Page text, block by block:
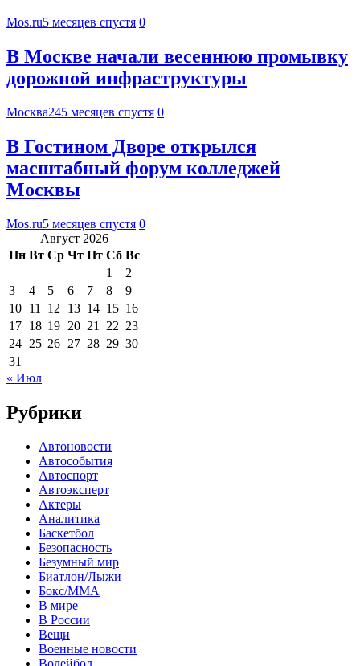
Mos.ru5 месяцев спустя 0
В Москве начали весеннюю промывку
дорожной инфраструктуры
Москва245 месяцев спустя 0
В Гостином Дворе открылся
масштабный форум колледжей
Москвы
Mos.ru5 месяцев спустя 0
Август 2026
Пн Вт Ср Чт Пт Сб Вс
1
2
3
4 5 6 7 8
9
10 11 12 13 14 15 16
17 18 19 20 21 22 23
24 25 26 27 28 29 30
31
« Июл
Рубрики
Автоновости
Автособытия
Автоспорт
Автоэксперт
Актеры
Аналитика
Баскетбол
Безопасность
Безумный мир
Биатлон/Лыжи
Бокс/MMA
В мире
В России
Вещи
Военные новости
Волейбол